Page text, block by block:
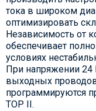
тока в широком
оптимизировать
Независимость от
обеспечивает
условиях
При напряжении 24
выходных
программируются
TOP II.